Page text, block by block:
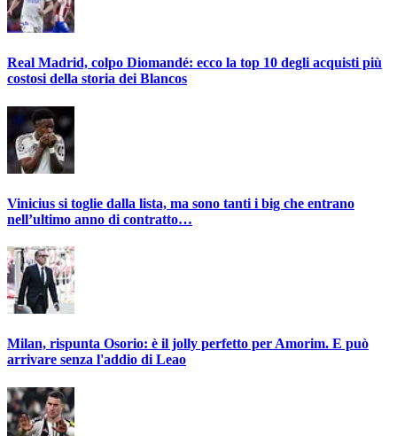
Real Madrid, colpo Diomandé: ecco la top 10 degli acquisti più
costosi della storia dei Blancos
Vinicius si toglie dalla lista, ma sono tanti i big che entrano
nell’ultimo anno di contratto…
Milan, rispunta Osorio: è il jolly perfetto per Amorim. E può
arrivare senza l'addio di Leao